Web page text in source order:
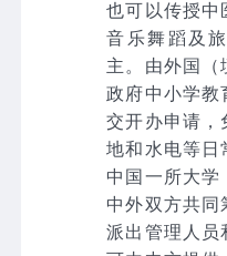
也可以传授中
音乐舞蹈及
主。由外国（
政府中小学教
交开办申请，
地和水电等日
中国一所大学
中外双方共同
派出管理人员